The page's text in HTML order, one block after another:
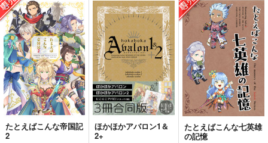
たとえばこんな帝国記
2
ほかほかアバロン1＆
2+
たとえばこんな七英雄
の記憶